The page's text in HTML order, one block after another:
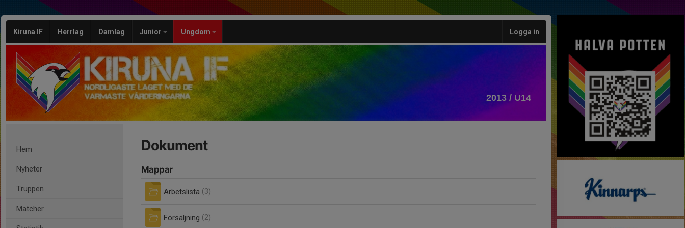
Kiruna IF Herrlag Damlag Junior Ungdom Logga in
2013 / U14
Hem
Nyheter
Truppen
Matcher
Dokument
Mappar
Arbetslista (3)
Försäljning (2)